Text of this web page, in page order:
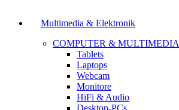
Multimedia & Elektronik
COMPUTER & MULTIMEDIA
Tablets
Laptops
Webcam
Monitore
HiFi & Audio
Desktop-PCs